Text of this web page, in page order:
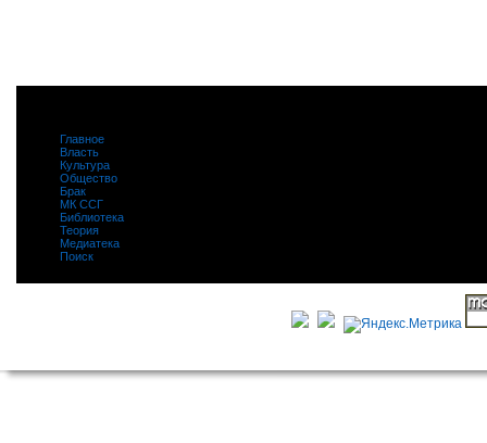
Главное
Власть
Культура
Общество
Брак
МК ССГ
Библиотека
Теория
Медиатека
Поиск